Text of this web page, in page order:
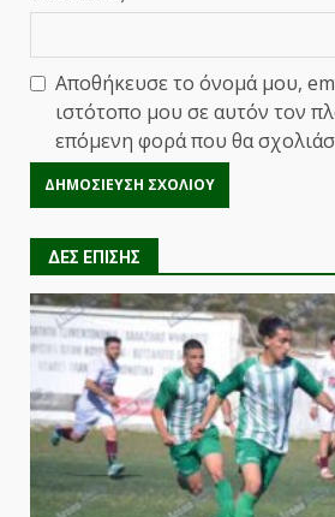
Αποθήκευσε το όνομά μου,
ιστότοπο μου σε αυτόν τον
επόμενη φορά που θα
ΔΕΣ ΕΠΙΣΗΣ